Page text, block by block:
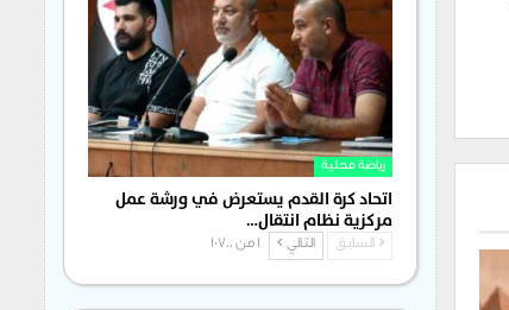
رياضة محلية
اتحاد كرة القدم يستعرض في ورشة عمل
مركزية نظام انتقال…
السابق التالي 1 من 1٬700